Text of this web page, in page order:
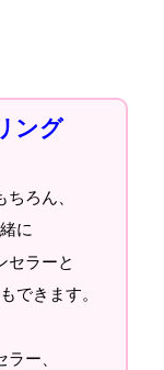
ング
ろん、
に
セラーと
できます。
ー、